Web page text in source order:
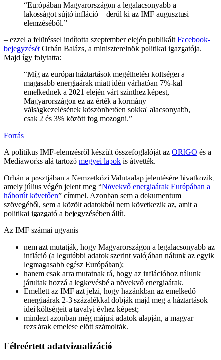
“Európában Magyarországon a legalacsonyabb a
lakosságot sújtó infláció – derül ki az IMF augusztusi
elemzéséből.”
– ezzel a felütéssel indította szeptember elején publikált Facebook-
bejegyzését Orbán Balázs, a miniszterelnök politikai igazgatója.
Majd így folytatta:
“Míg az európai háztartások megélhetési költségei a
magasabb energiaárak miatt idén várhatóan 7%-kal
emelkednek a 2021 elején várt szinthez képest,
Magyarországon ez az érték a kormány
válságkezelésének köszönhetően sokkal alacsonyabb,
csak 2 és 3% között fog mozogni.”
Forrás
A politikus IMF-elemzésről készült összefoglalóját az ORIGO és a
Mediaworks alá tartozó megyei lapok is átvették.
Orbán a posztjában a Nemzetközi Valutaalap jelentésére hivatkozik,
amely július végén jelent meg “Növekvő energiaárak Európában a
háborút követően” címmel. Azonban sem a dokumentum
szövegéből, sem a közölt adatokból nem következik az, amit a
politikai igazgató a bejegyzésében állít.
Az IMF számai ugyanis
nem azt mutatják, hogy Magyarországon a legalacsonyabb az
infláció (a legutóbbi adatok szerint valójában nálunk az egyik
legmagasabb egész Európában);
hanem csak arra mutatnak rá, hogy az inflációhoz nálunk
járultak hozzá a legkevésbé a növekvő energiaárak.
Emellett az IMF azt jelzi, hogy hazánkban az emelkedő
energiaárak 2-3 százalékkal dobják majd meg a háztartások
idei költségeit a tavalyi évhez képest;
mindezt azonban még májusi adatok alapján, a magyar
rezsiárak emelése előtt számolták.
Félreértett adatvizualizáció